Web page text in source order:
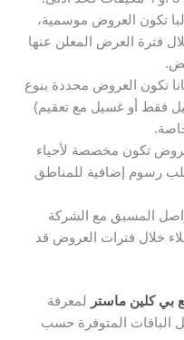
تكون العروض موسمية،
فترة العرض المعلن عنها
تكون العروض محددة بنوع
فقط أو غسيل مع تعقيم)
تكون مخصصة لأحياء
رسوم إضافية للمناطق
المسبق مع الشركة
خلال فترات العروض قد
بي كلين ماستر
لمعرفة
الباقات المتوفرة حسب